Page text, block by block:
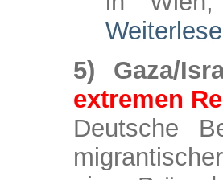
5) Gaza/
extremen
Deutsche